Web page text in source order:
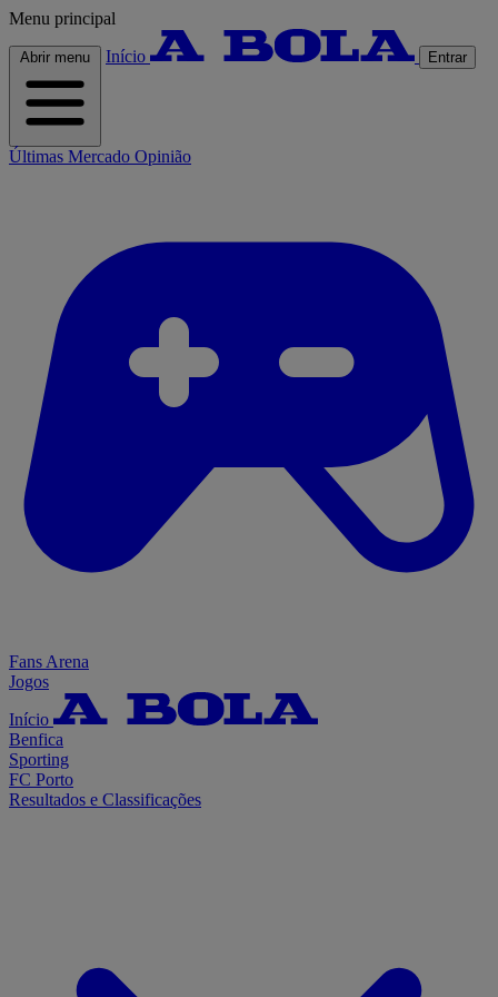
Menu principal
Abrir menu Início Entrar
Últimas Mercado Opinião
Fans Arena
Jogos
Início
Benfica
Sporting
FC Porto
Resultados e Classificações